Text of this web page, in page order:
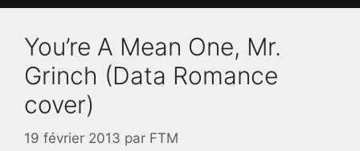
You’re A Mean One, Mr.
Grinch (Data Romance
cover)
19 février 2013 par FTM